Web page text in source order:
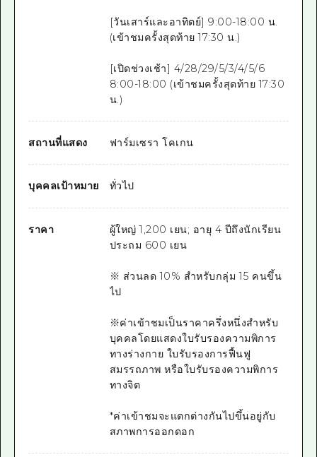
[วันเสาร์และอาทิตย์] 9:00-18:00 น.
(เข้าชมครั้งสุดท้าย 17:30 น.)
[เปิดช่วงเช้า] 4/28/29/5/3/4/5/6
8:00-18:00 (เข้าชมครั้งสุดท้าย 17:30
น.)
สถานที่แสดง ฟาร์มเซรา โคเกน
บุคคลเป้าหมาย ทั่วไป
ราคา
ผู้ใหญ่ 1,200 เยน; อายุ 4 ปีถึงนักเรียน
ประถม 600 เยน
※ ส่วนลด 10% สำหรับกลุ่ม 15 คนขึ้น
ไป
※ค่าเข้าชมเป็นราคาครึ่งหนึ่งสำหรับ
บุคคลโดยแสดงใบรับรองความพิการ
ทางร่างกาย ใบรับรองการฟื้นฟู
สมรรถภาพ หรือใบรับรองความพิการ
ทางจิต
*ค่าเข้าชมจะแตกต่างกันไปขึ้นอยู่กับ
สภาพการออกดอก